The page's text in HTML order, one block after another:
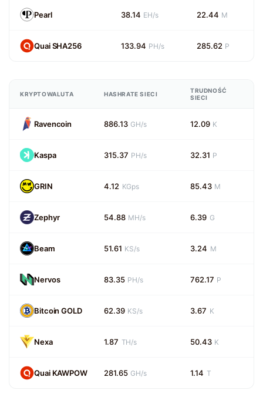
Pearl 38.14 EH/s 22.44 M
Quai SHA256 133.94 PH/s 285.62 P
KRYPTOWALUTA HASHRATE SIECI
TRUDNOŚĆ
SIECI
Ravencoin 886.13 GH/s 12.09 K
Kaspa 315.37 PH/s 32.31 P
GRIN 4.12 KGps 85.43 M
Zephyr 54.88 MH/s 6.39 G
Beam 51.61 KS/s 3.24 M
Nervos 83.35 PH/s 762.17 P
Bitcoin GOLD 62.39 KS/s 3.67 K
Nexa 1.87 TH/s 50.43 K
Quai KAWPOW 281.65 GH/s 1.14 T